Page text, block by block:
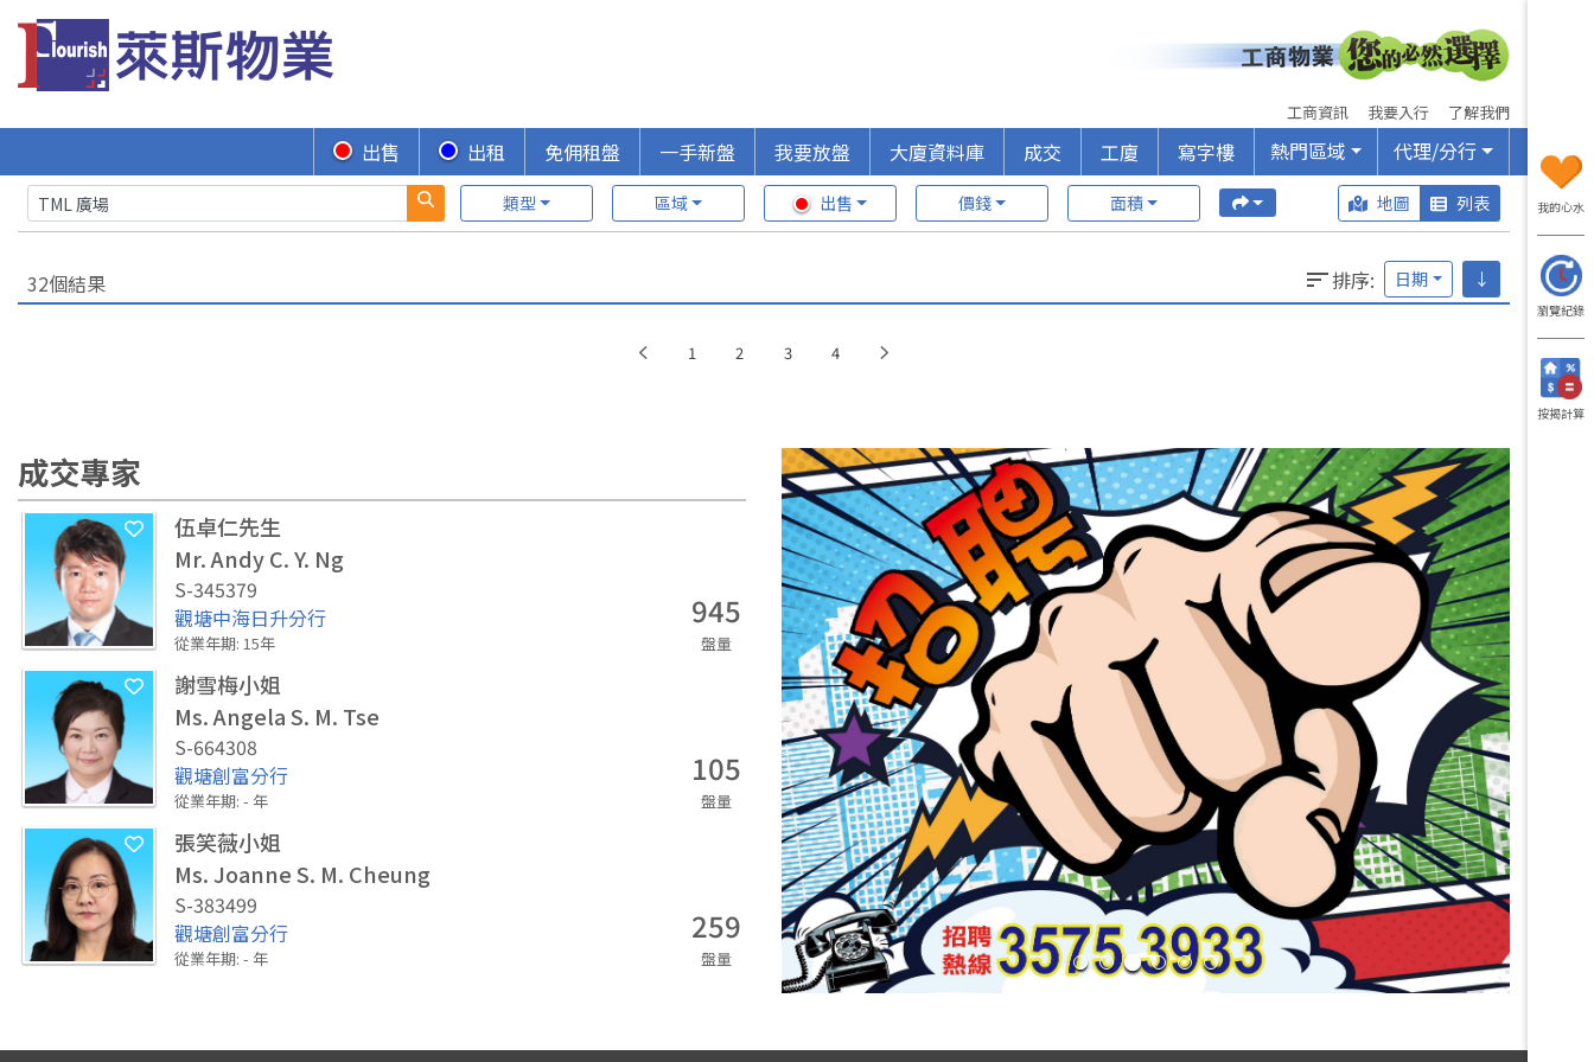
工商資訊 我要入行 了解我們
出售 出租 免佣租盤 一手新盤 我要放盤 大廈資料庫 成交 工廈 寫字樓 熱門區域 代理/分行
類型 區域 出售 價錢 面積 地圖 列表
32個結果 排序: 日期 ↓
1 2 3 4
成交專家
伍卓仁先生
Mr. Andy C. Y. Ng
S-345379
觀塘中海日升分行
從業年期: 15年
945
盤量
謝雪梅小姐
Ms. Angela S. M. Tse
S-664308
觀塘創富分行
從業年期: - 年
105
盤量
張笑薇小姐
Ms. Joanne S. M. Cheung
S-383499
觀塘創富分行
從業年期: - 年
259
盤量
我的心水
瀏覽紀錄
按揭計算